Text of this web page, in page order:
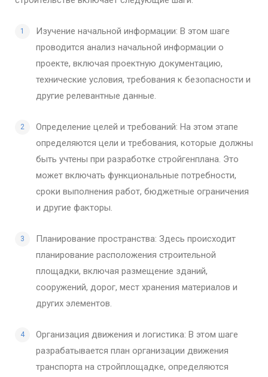
Изучение начальной информации: В этом шаге
проводится анализ начальной информации о
проекте, включая проектную документацию,
технические условия, требования к безопасности и
другие релевантные данные.
Определение целей и требований: На этом этапе
определяются цели и требования, которые должны
быть учтены при разработке стройгенплана. Это
может включать функциональные потребности,
сроки выполнения работ, бюджетные ограничения
и другие факторы.
Планирование пространства: Здесь происходит
планирование расположения строительной
площадки, включая размещение зданий,
сооружений, дорог, мест хранения материалов и
других элементов.
Организация движения и логистика: В этом шаге
разрабатывается план организации движения
транспорта на стройплощадке, определяются